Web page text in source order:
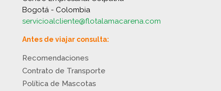
Bogotá - Colombia
servicioalcliente@flotalamacarena.com
Antes de viajar consulta:
Recomendaciones
Contrato de Transporte
Política de Mascotas